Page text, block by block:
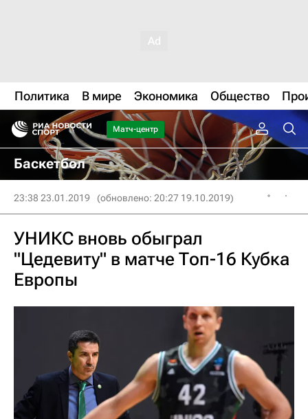
Политика В мире Экономика Общество
Матч-центр
Баскетбол
23:38 23.01.2019 (обновлено: 20:27 19.10.2019)
УНИКС вновь обыграл
"Цедевиту" в матче Топ-16 Кубка
Европы